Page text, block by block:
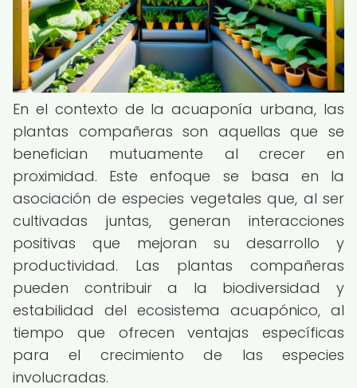
En el contexto de la acuaponía urbana, las
plantas compañeras son aquellas que se
benefician mutuamente al crecer en
proximidad. Este enfoque se basa en la
asociación de especies vegetales que, al ser
cultivadas juntas, generan interacciones
positivas que mejoran su desarrollo y
productividad. Las plantas compañeras
pueden contribuir a la biodiversidad y
estabilidad del ecosistema acuapónico, al
tiempo que ofrecen ventajas específicas
para el crecimiento de las especies
involucradas.